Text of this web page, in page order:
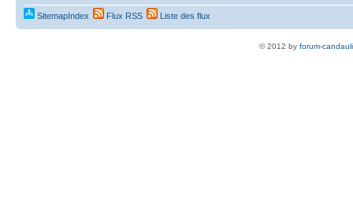
SitemapIndex Flux RSS Liste des flux
© 2012 by forum-